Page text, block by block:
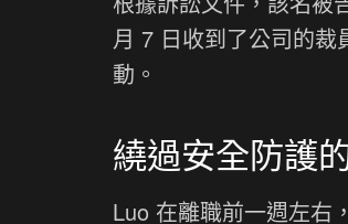
月 7 日收到了公司的裁
動。
繞過安全防護
Luo 在離職前一週左右